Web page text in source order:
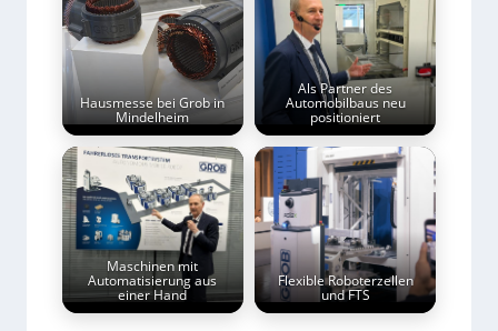
Hausmesse bei Grob in
Mindelheim
Als Partner des
Automobilbaus neu
positioniert
Maschinen mit
Automatisierung aus
einer Hand
Flexible Roboterzellen
und FTS